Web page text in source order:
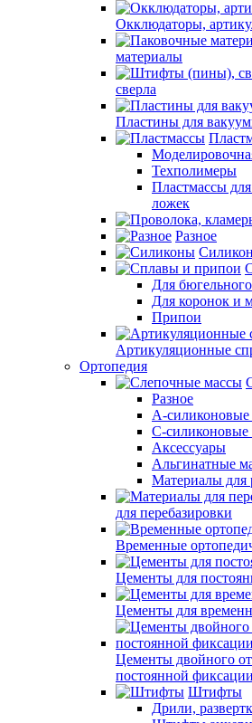
Окклюдаторы,
материалы
сверла
Пластины для
Техполимеры
Пластмассы
ложек
Разное
Для
Для коронок и
Припои
Артикуляционные
Ортопедия
Разное
А-
С-силиконовые
Аксессуары
Альгинатные
Материалы для
для перебазировки
Временные
Цементы для
Цементы для
Цементы двойного
постоянной фиксации
Штифты
Дрили,